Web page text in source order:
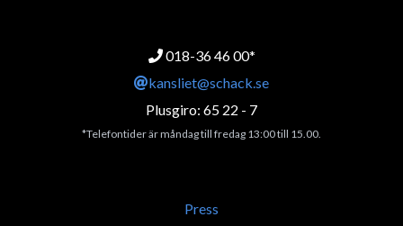
018-36 46 00*
kansliet@schack.se
Plusgiro: 65 22 - 7
*Telefontider är måndag till fredag 13:00 till 15.00.
Press